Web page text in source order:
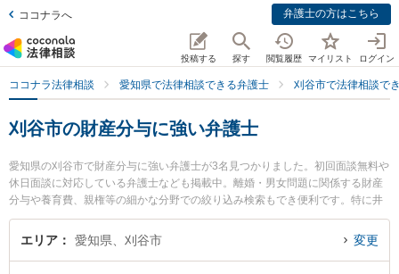
ココナラへ 弁護士の方はこちら
投稿する 探す 閲覧履歴 マイリスト ログイン
ココナラ法律相談 愛知県で法律相談できる弁護士 刈谷市で法律相談で
刈谷市の財産分与に強い弁護士
愛知県の刈谷市で財産分与に強い弁護士が3名見つかりました。初回面談無料や
休日面談に対応している弁護士なども掲載中。離婚・男女問題に関係する財産
分与や養育費、親権等の細かな分野での絞り込み検索もでき便利です。特に井
上剛法律事務所の井上 剛弁護士や井上剛法律事務所の山角 淳弁護士、井上剛法
律事務所の大橋 翔弁護士のプロフィール情報や弁護士費用、強みなどが注目さ
エリア 愛知県、刈谷市 変更